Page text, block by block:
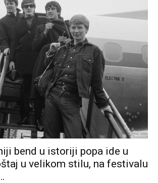
bend u istoriji popa ide u
u velikom stilu, na festivalu